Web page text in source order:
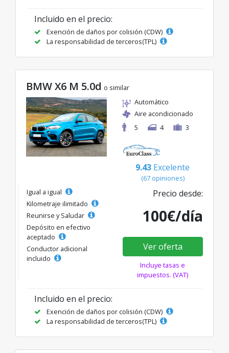
Incluido en el precio:
Exención de daños por colisión (CDW)
La responsabilidad de terceros(TPL)
BMW X6 M 5.0d o similar
Automático
Aire acondicionado
5
4 3
9.43 Excelente
(67 opiniones)
Igual a igual
Kilometraje ilimitado
Reunirse y Saludar
Depósito en efectivo
aceptado
Conductor adicional
incluido
Precio desde:
100€/día
Ver oferta
Incluye tasas e
impuestos. (VAT)
Incluido en el precio:
Exención de daños por colisión (CDW)
La responsabilidad de terceros(TPL)